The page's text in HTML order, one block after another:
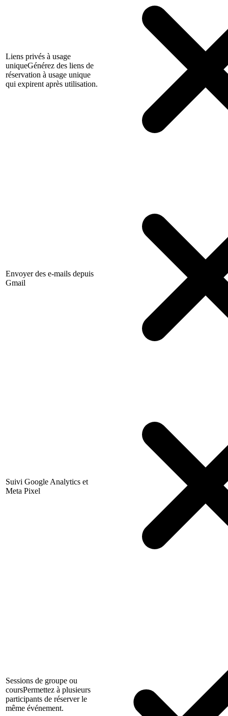
Liens privés à usage
uniqueGénérez des liens de
réservation à usage unique
qui expirent après utilisation.
Envoyer des e-mails depuis
Gmail
Suivi Google Analytics et
Meta Pixel
Sessions de groupe ou
coursPermettez à plusieurs
participants de réserver le
même événement.